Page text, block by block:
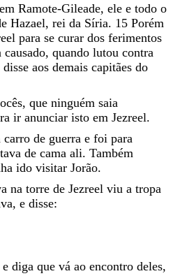
em Ramote-Gileade, ele e todo o
Hazael, rei da Síria. 15 Porém
para se curar dos ferimentos
causado, quando lutou contra
disse aos demais capitães do
, que ninguém saia
ir anunciar isto em Jezreel.
carro de guerra e foi para
de cama ali. Também
ido visitar Jorão.
na torre de Jezreel viu a tropa
, e disse:
e diga que vá ao encontro deles,